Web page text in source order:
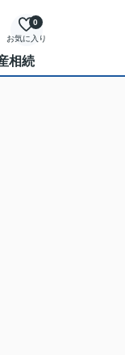
お気に入り
0
相続